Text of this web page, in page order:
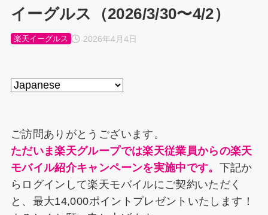
イーグルス（2026/3/30〜4/2）
2026年4月4日
楽天イーグルス
ご訪問ありがとうございます。
ただいま楽天グループでは楽天従業員からの楽天
モバイル紹介キャンペーンを実施中です。 下記か
らログインして楽天モバイルにご契約いただく
と、最大14,000ポイントプレゼントいたします！